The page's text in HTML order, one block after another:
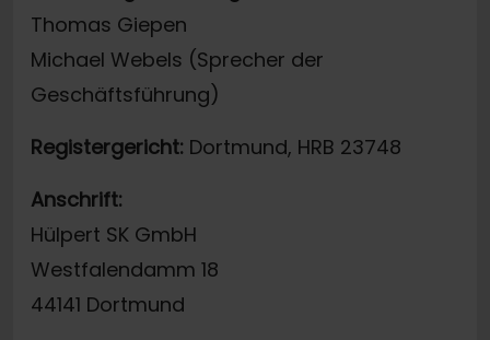
Thomas Giepen
Michael Webels (Sprecher der
Geschäftsführung)
Registergericht: Dortmund, HRB 23748
Anschrift:
Hülpert SK GmbH
Westfalendamm 18
44141 Dortmund